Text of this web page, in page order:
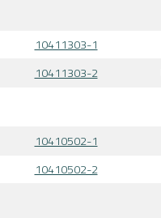
10411303-1
10411303-2
10410502-1
10410502-2